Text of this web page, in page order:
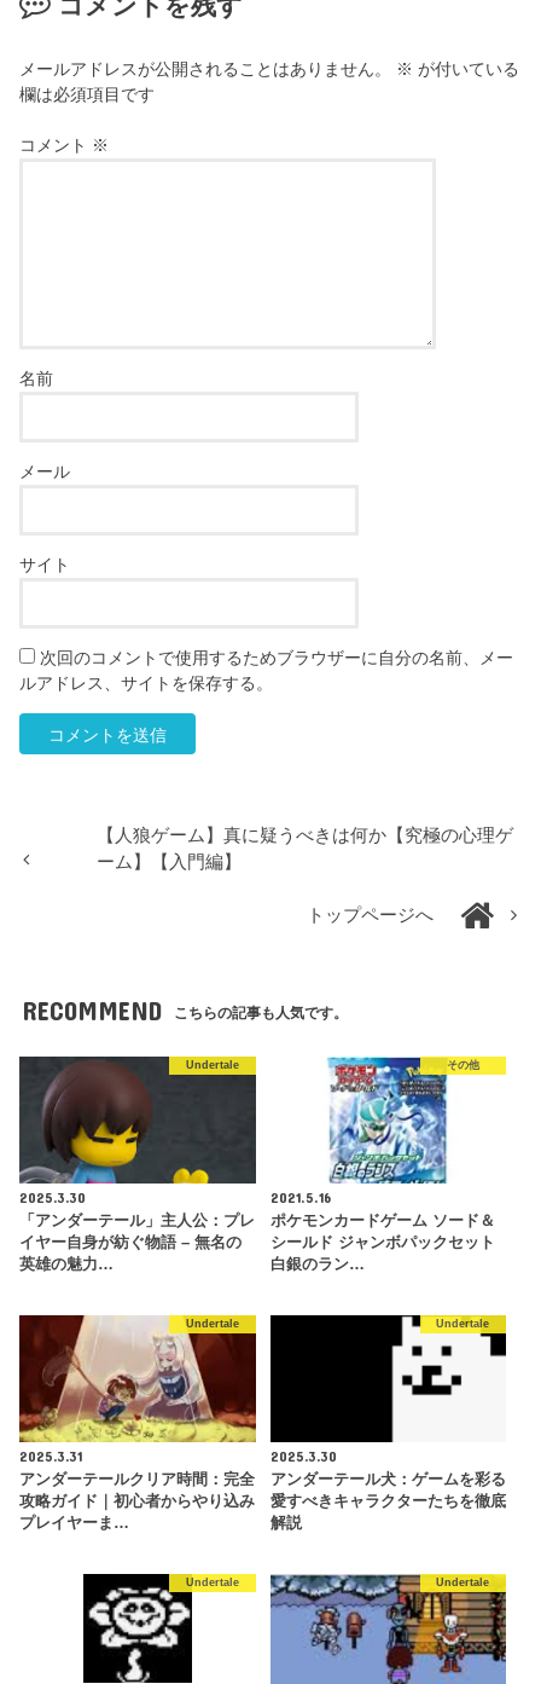
す
コメントを残す
メールアドレスが公開されることはありません。 ※ が付いている
欄は必須項目です
コメント ※
名前
メール
サイト
次回のコメントで使用するためブラウザーに自分の名前、メー
ルアドレス、サイトを保存する。
【人狼ゲーム】真に疑うべきは何か【究極の心理ゲ
ーム】【入門編】
トップページへ
RECOMMEND こちらの記事も人気です。
Undertale
2025.3.30
「アンダーテール」主人公：プレ
イヤー自身が紡ぐ物語 – 無名の
英雄の魅力…
その他
2021.5.16
ポケモンカードゲーム ソード＆
シールド ジャンボパックセット
白銀のラン…
Undertale
2025.3.31
アンダーテールクリア時間：完全
攻略ガイド｜初心者からやり込み
プレイヤーま…
Undertale
2025.3.30
アンダーテール犬：ゲームを彩る
愛すべきキャラクターたちを徹底
解説
Undertale Undertale